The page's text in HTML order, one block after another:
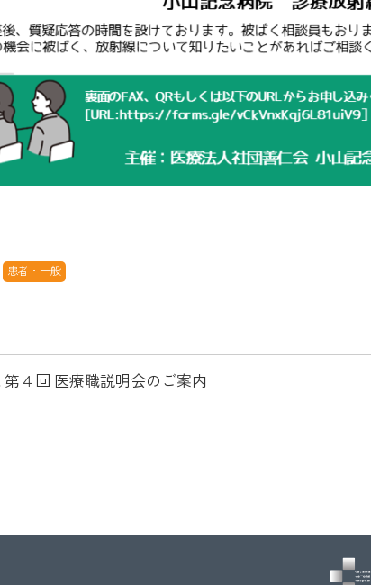
患者・一般
４回 医療職説明会のご案内